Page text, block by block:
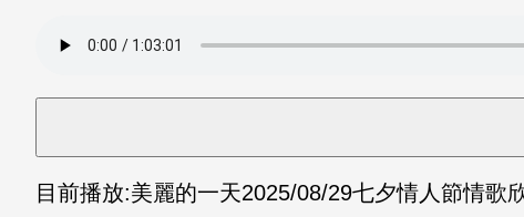
目前播放:美麗的一天2025/08/29七夕情人節情歌